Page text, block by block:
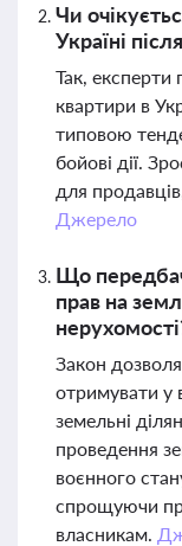
Чи
Україні
Так, експерти
квартири в
типовою
бойові дії.
для
Джерело
Що
прав на
Закон
отримувати у
земельні
проведення
воєнного
спрощуючи
власникам.